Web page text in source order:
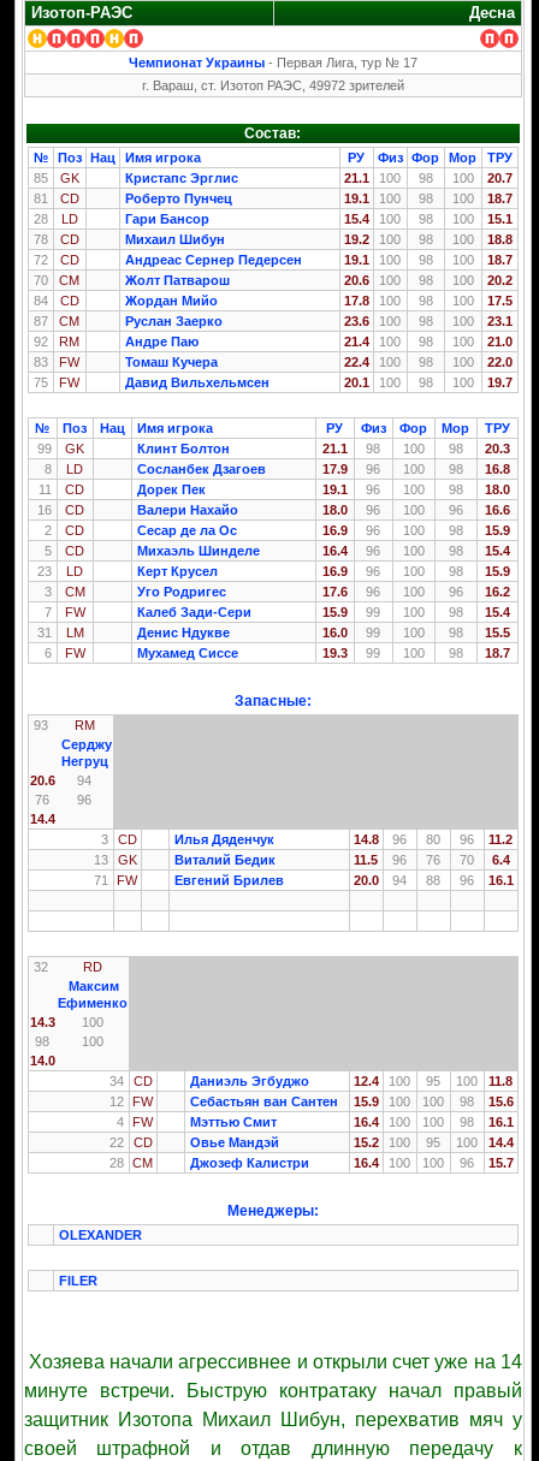
Изотоп-РАЭС Десна
Чемпионат Украины- Первая Лига, тур № 17
г. Вараш, ст. Изотоп РАЭС, 49972 зрителей
Состав:
№ Поз Нац Имя игрока РУ Физ Фор Мор
ТРУ
85
GK Кристапс Эрглис 21.1 100 98 100
20.7
81
CD Роберто Пунчец 19.1 100 98 100
18.7
28
LD Гари Бансор 15.4 100 98 100
15.1
78
CD Михаил Шибун 19.2 100 98 100
18.8
72
CD Андреас Сернер Педерсен 19.1 100 98 100
18.7
70
CM Жолт Патварош 20.6 100 98 100
20.2
84
CD Жордан Мийо 17.8 100 98 100
17.5
87
CM Руслан Заерко 23.6 100 98 100
23.1
92
RM Андре Паю 21.4 100 98 100
21.0
83
FW Томаш Кучера 22.4 100 98 100
22.0
75
FW Давид Вильхельмсен 20.1 100 98 100 19.7
№ Поз Нац Имя игрока РУ Физ Фор Мор
ТРУ
99
GK Клинт Болтон 21.1 98 100 98
20.3
8
LD Сосланбек Дзагоев 17.9 96 100 98
16.8
11
CD Дорек Пек 19.1 96 100 98
18.0
16
CD Валери Нахайо 18.0 96 100 96
16.6
2
CD Сесар де ла Ос 16.9 96 100 98
15.9
5
CD Михаэль Шинделе 16.4 96 100 98
15.4
23
LD Керт Крусел 16.9 96 100 98
15.9
3
CM Уго Родригес 17.6 96 100 96
16.2
7
FW Калеб Зади-Сери 15.9 99 100 98
15.4
31
LM Денис Ндукве 16.0 99 100 98
15.5
6
FW Мухамед Сиссе 19.3 99 100 98 18.7
Запасные:
93
RM
Серджу
Негруц
20.6
94
76
96
14.4
3
CD Илья Дяденчук 14.8 96 80 96
11.2
13
GK Виталий Бедик 11.5 96 76 70
6.4
71
FW Евгений Брилев 20.0 94 88 96 16.1
32
RD
Максим
Ефименко
14.3
100
98
100
14.0
34
CD Даниэль Эгбуджо 12.4 100 95 100
11.8
12
FW Себастьян ван Сантен 15.9 100 100 98
15.6
4
FW Мэттью Смит 16.4 100 100 98
16.1
22
CD Овье Мандэй 15.2 100 95 100
14.4
28
CM Джозеф Калистри 16.4 100 100 96 15.7
Менеджеры:
OLEXANDER
FILER
Хозяева начали агрессивнее и открыли счет уже на 14
минуте встречи. Быструю контратаку начал правый
защитник Изотопа Михаил Шибун, перехватив мяч у
своей штрафной и отдав длинную передачу к